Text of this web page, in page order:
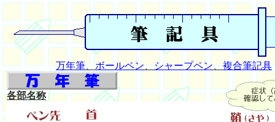
万年筆 ボールペン シャープペン 複合筆記具
各部名称